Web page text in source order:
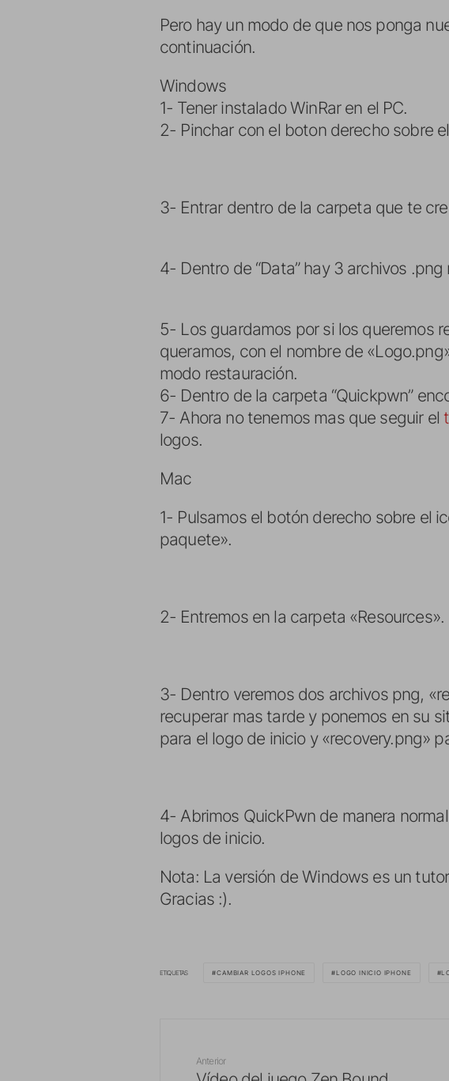
Pero hay un modo de que nos ponga
continuación.
Windows
1- Tener instalado WinRar en el PC.
2- Pinchar con el boton derecho sobre
3- Entrar dentro de la carpeta que te
4- Dentro de “Data” hay 3 archivos .png
5- Los guardamos por si los queremos
queramos, con el nombre de
modo restauración.
6- Dentro de la carpeta “Quickpwn”
7- Ahora no tenemos mas que seguir el
logos.
Mac
1- Pulsamos el botón derecho sobre el
paquete».
2- Entremos en la carpeta «Resources».
3- Dentro veremos dos archivos png,
recuperar mas tarde y ponemos en su
para el logo de inicio y «recovery.png»
4- Abrimos QuickPwn de manera
logos de inicio.
Nota: La versión de Windows es un
Gracias :).
ETIQUETAS CAMBIAR LOGOS IPHONE LOGO INICIO IPHONE
Anterior